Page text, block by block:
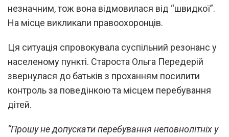
незначним, тож вона відмовилася від “швидкої”.
На місце викликали правоохоронців.
Ця ситуація спровокувала суспільний резонанс у
населеному пункті. Староста Ольга Передерій
звернулася до батьків з проханням посилити
контроль за поведінкою та місцем перебування
дітей.
“Прошу не допускати перебування неповнолітніх у